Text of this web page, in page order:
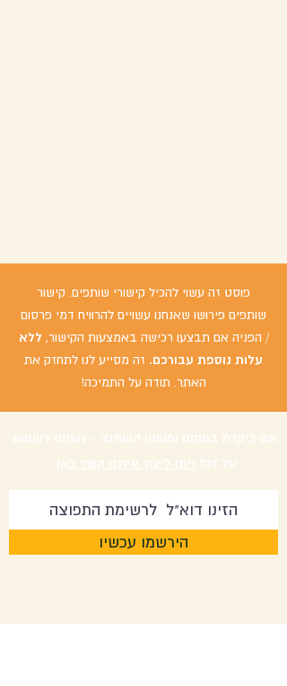
פוסט זה עשוי להכיל קישורי שותפים. קישור
שותפים פירושו שאנחנו עשויים להרוויח דמי פרסום
/ הפניה אם תבצעו רכישה באמצעות הקישור,ללא
עלות נוספת עבורכם. זה מסייע לנו לתחזק את
האתר. תודה על התמיכה!
אם ביקרת במקום ומשהו השתנה - נשמח לשמוע
על זה! ניתן ליצור איתנו קשר כאן.
הירשמו עכשיו